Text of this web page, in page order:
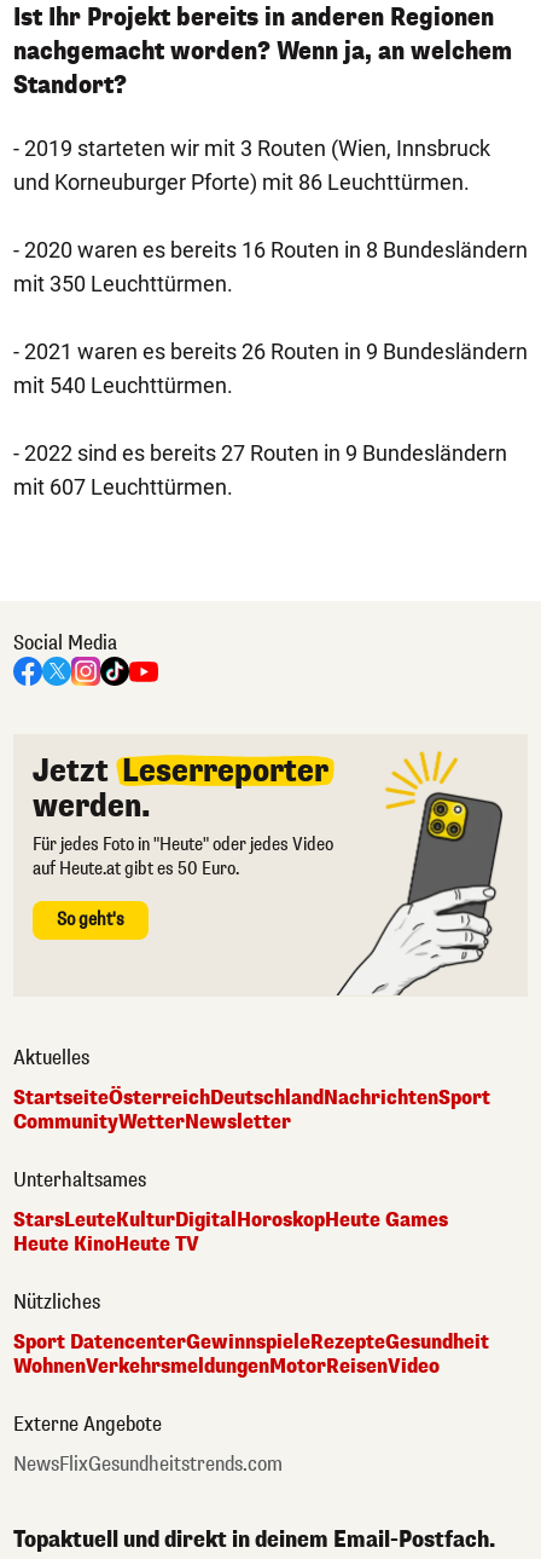
Ist Ihr Projekt bereits in anderen Regionen
nachgemacht worden? Wenn ja, an welchem
Standort?
- 2019 starteten wir mit 3 Routen (Wien, Innsbruck
und Korneuburger Pforte) mit 86 Leuchttürmen.
- 2020 waren es bereits 16 Routen in 8 Bundesländern
mit 350 Leuchttürmen.
- 2021 waren es bereits 26 Routen in 9 Bundesländern
mit 540 Leuchttürmen.
- 2022 sind es bereits 27 Routen in 9 Bundesländern
mit 607 Leuchttürmen.
Social Media
Jetzt Leserreporter
werden.
Für jedes Foto in "Heute" oder jedes Video
auf Heute.at gibt es 50 Euro.
So geht's
Aktuelles
StartseiteÖsterreichDeutschlandNachrichtenSport
CommunityWetterNewsletter
Unterhaltsames
StarsLeuteKulturDigitalHoroskopHeute Games
Heute KinoHeute TV
Nützliches
Sport DatencenterGewinnspieleRezepteGesundheit
WohnenVerkehrsmeldungenMotorReisenVideo
Externe Angebote
NewsFlixGesundheitstrends.com
Topaktuell und direkt in deinem Email-Postfach.